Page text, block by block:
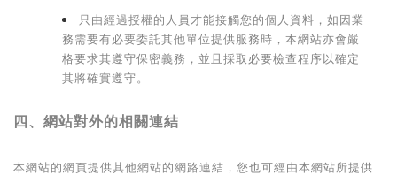
只由經過授權的人員才能接觸您的個人資料，如因業
務需要有必要委託其他單位提供服務時，本網站亦會嚴
格要求其遵守保密義務，並且採取必要檢查程序以確定
其將確實遵守。
四、網站對外的相關連結
本網站的網頁提供其他網站的網路連結，您也可經由本網站所提供